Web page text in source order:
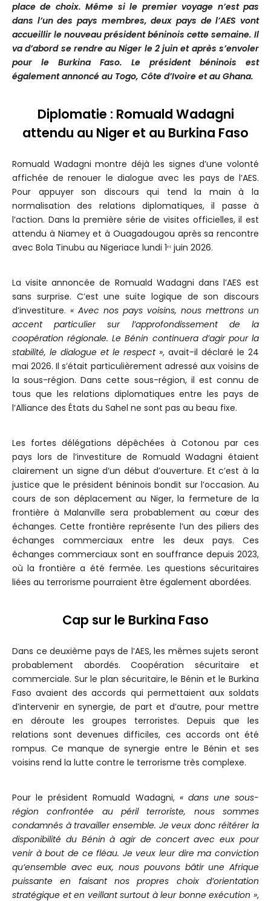
place de choix. Même si le premier voyage n’est pas
dans l’un des pays membres, deux pays de l’AES vont
accueillir le nouveau président béninois cette semaine. Il
va d’abord se rendre au Niger le 2 juin et après s’envoler
pour le Burkina Faso. Le président béninois est
également annoncé au Togo, Côte d’Ivoire et au Ghana.
Diplomatie : Romuald Wadagni
attendu au Niger et au Burkina Faso
Romuald Wadagni montre déjà les signes d’une volonté
affichée de renouer le dialogue avec les pays de l’AES.
Pour appuyer son discours qui tend la main à la
normalisation des relations diplomatiques, il passe à
l’action. Dans la première série de visites officielles, il est
attendu à Niamey et à Ouagadougou après sa rencontre
avec Bola Tinubu au Nigeriace lundi 1ᵉʳ juin 2026.
La visite annoncée de Romuald Wadagni dans l’AES est
sans surprise. C’est une suite logique de son discours
d’investiture. « Avec nos pays voisins, nous mettrons un
accent particulier sur l’approfondissement de la
coopération régionale. Le Bénin continuera d’agir pour la
stabilité, le dialogue et le respect », avait-il déclaré le 24
mai 2026. Il s’était particulièrement adressé aux voisins de
la sous-région. Dans cette sous-région, il est connu de
tous que les relations diplomatiques entre les pays de
l’Alliance des États du Sahel ne sont pas au beau fixe.
Les fortes délégations dépêchées à Cotonou par ces
pays lors de l’investiture de Romuald Wadagni étaient
clairement un signe d’un début d’ouverture. Et c’est à la
justice que le président béninois bondit sur l’occasion. Au
cours de son déplacement au Niger, la fermeture de la
frontière à Malanville sera probablement au cœur des
échanges. Cette frontière représente l’un des piliers des
échanges commerciaux entre les deux pays. Ces
échanges commerciaux sont en souffrance depuis 2023,
où la frontière a été fermée. Les questions sécuritaires
liées au terrorisme pourraient être également abordées.
Cap sur le Burkina Faso
Dans ce deuxième pays de l’AES, les mêmes sujets seront
probablement abordés. Coopération sécuritaire et
commerciale. Sur le plan sécuritaire, le Bénin et le Burkina
Faso avaient des accords qui permettaient aux soldats
d’intervenir en synergie, de part et d’autre, pour mettre
en déroute les groupes terroristes. Depuis que les
relations sont devenues difficiles, ces accords ont été
rompus. Ce manque de synergie entre le Bénin et ses
voisins rend la lutte contre le terrorisme très complexe.
Pour le président Romuald Wadagni, « dans une sous-
région confrontée au péril terroriste, nous sommes
condamnés à travailler ensemble. Je veux donc réitérer la
disponibilité du Bénin à agir de concert avec eux pour
venir à bout de ce fléau. Je veux leur dire ma conviction
qu’ensemble avec eux, nous pouvons bâtir une Afrique
puissante en faisant nos propres choix d’orientation
stratégique et en veillant surtout à leur bonne exécution »,